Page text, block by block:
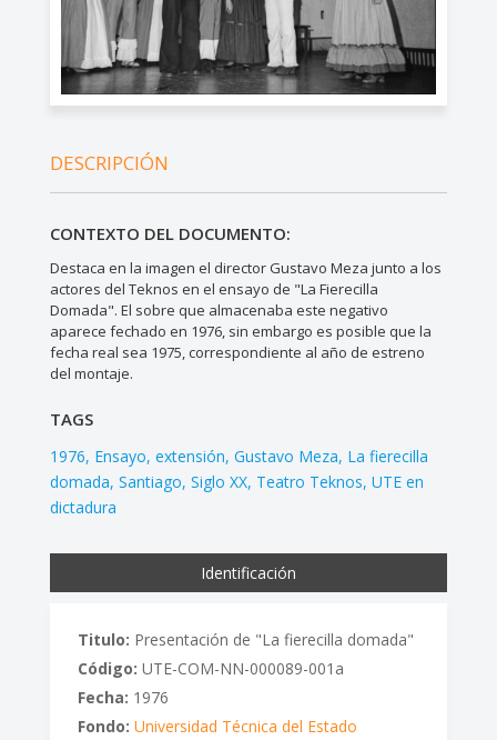
DESCRIPCIÓN
CONTEXTO DEL DOCUMENTO:
Destaca en la imagen el director Gustavo Meza junto a los
actores del Teknos en el ensayo de "La Fierecilla
Domada". El sobre que almacenaba este negativo
aparece fechado en 1976, sin embargo es posible que la
fecha real sea 1975, correspondiente al año de estreno
del montaje.
TAGS
1976 Ensayo extensión Gustavo Meza La fierecilla
domada Santiago Siglo XX Teatro Teknos UTE en
dictadura
Identificación
Titulo: Presentación de "La fierecilla domada"
Código: UTE-COM-NN-000089-001a
Fecha: 1976
Fondo: Universidad Técnica del Estado